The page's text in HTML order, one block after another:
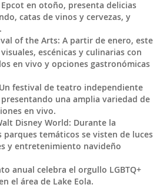
en otoño, presenta delicias
catas de vinos y cervezas, y
of the Arts: A partir de enero, este
escénicas y culinarias con
en vivo y opciones gastronómicas
festival de teatro independiente
una amplia variedad de
en vivo.
Disney World: Durante la
temáticos se visten de luces
y entretenimiento navideño
anual celebra el orgullo LGBTQ+
el área de Lake Eola.